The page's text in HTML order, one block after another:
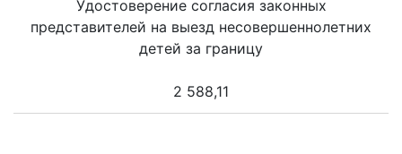
Удостоверение согласия законных
представителей на выезд несовершеннолетних
детей за границу
2 588,11